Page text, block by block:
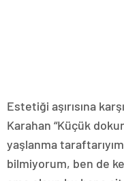
Estetiği aşırısına
Karahan “Küçük
yaşlanma
bilmiyorum, ben de